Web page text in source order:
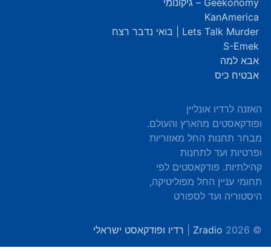
KanAmerica
Lets Talk Murder | בואי נדבר רצח
S-Emek
אבא למה
אבטיח כיס
האזנה לרדיו אונליין
ופודקאסטים מהארץ והעולם.
מבחר תחנות החל מאזוריות
ופרטיות ועד לתחנות
קהילתיות. פודקאסטים לפי
תחומי עניין החל מפוליטיקה,
היסטוריה ועד לספורט
© 2026
Zradio רדיו ופודקאסט ישראלי